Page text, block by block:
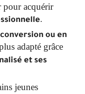
pour acquérir
.
ou en
adapté grâce
et ses
jeunes